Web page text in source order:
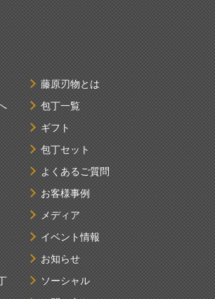
藤原刃物とは
包丁一覧
ギフト
包丁セット
よくあるご質問
お客様事例
メディア
イベント情報
お知らせ
ソーシャル